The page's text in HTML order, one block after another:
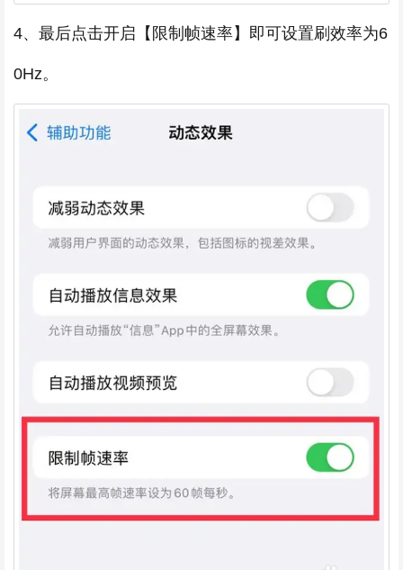
4、最后点击开启【限制帧速率】即可设置刷效率为6
0Hz。